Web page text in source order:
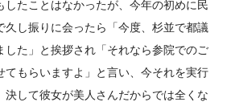
したことはなかったが、今年の初めに民
久し振りに会ったら「今度、杉並で都議
した」と挨拶され「それなら参院でのご
てもらいますよ」と言い、今それを実行
決して彼女が美人さんだからでは全くな